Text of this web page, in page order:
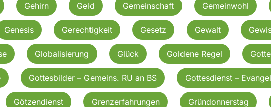
Gehirn Geld Gemeinschaft Gemeinwohl
Genesis Gerechtigkeit Gesetz Gewalt
Globalisierung Glück Goldene Regel
Gottesbilder – Gemeins. RU an BS Gottesdienst –
Götzendienst Grenzerfahrungen Gründonnerstag